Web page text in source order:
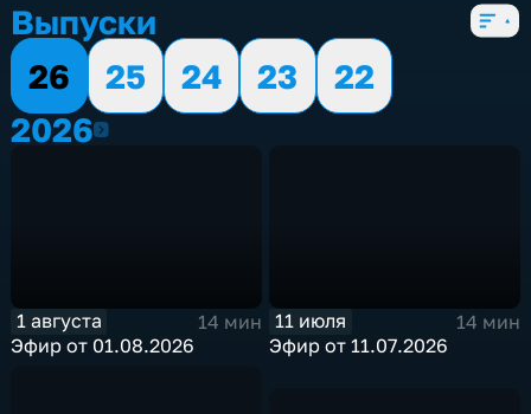
Выпуски
26
25 24 23
22
20262026
1 августа
14 мин
Эфир от 01.08.2026
11 июля
14 мин
Эфир от 11.07.2026